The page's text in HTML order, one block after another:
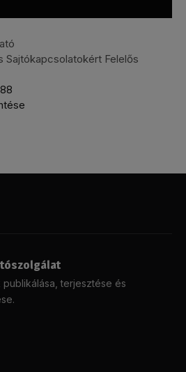
Sajtókapcsolatokért Felelős
terjesztése és